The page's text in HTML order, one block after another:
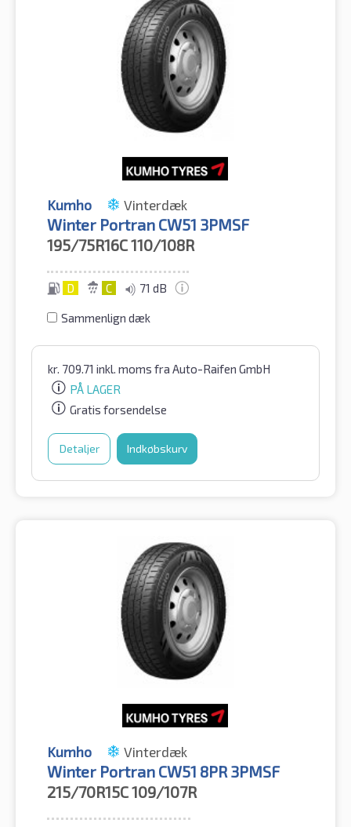
Kumho Vinterdæk
Winter Portran CW51 3PMSF
195/75R16C110/108R
D C 71 dB
Sammenlign dæk
kr. 709.71 inkl. moms fra Auto-Raifen GmbH
PÅ LAGER
Gratis forsendelse
Detaljer Indkøbskurv
Kumho Vinterdæk
Winter Portran CW51 8PR 3PMSF
215/70R15C109/107R